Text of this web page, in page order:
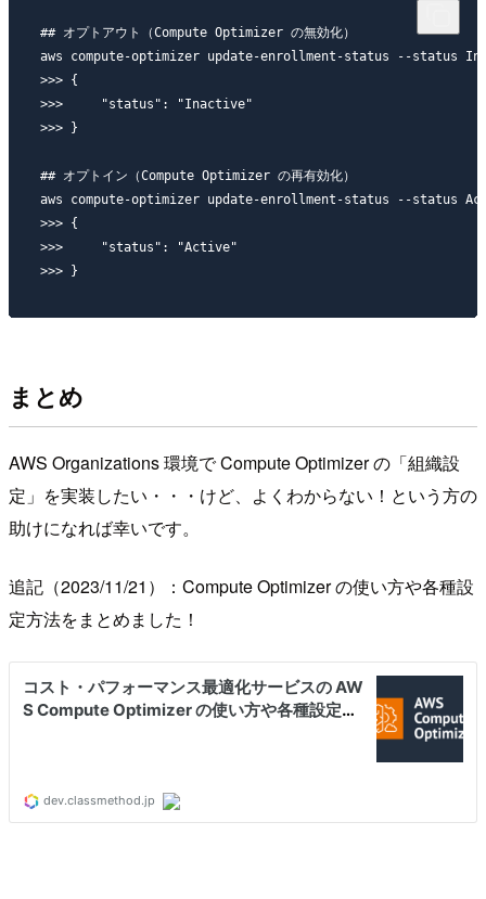
## オプトアウト（Compute Optimizer の無効化）
aws compute-optimizer update-enrollment-status --status
>>> {
>>>     "status": "Inactive"
>>> }
## オプトイン（Compute Optimizer の再有効化）
aws compute-optimizer update-enrollment-status --status
>>> {
>>>     "status": "Active"
まとめ
AWS Organizations 環境で Compute Optimizer の「組織設
定」を実装したい・・・けど、よくわからない！という方の
助けになれば幸いです。
追記（2023/11/21）：Compute Optimizer の使い方や各種設
定方法をまとめました！